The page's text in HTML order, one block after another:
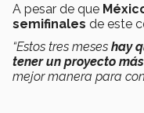
A pesar de que
semifinales de este
“Estos tres meses hay
tener un proyecto
mejor manera para